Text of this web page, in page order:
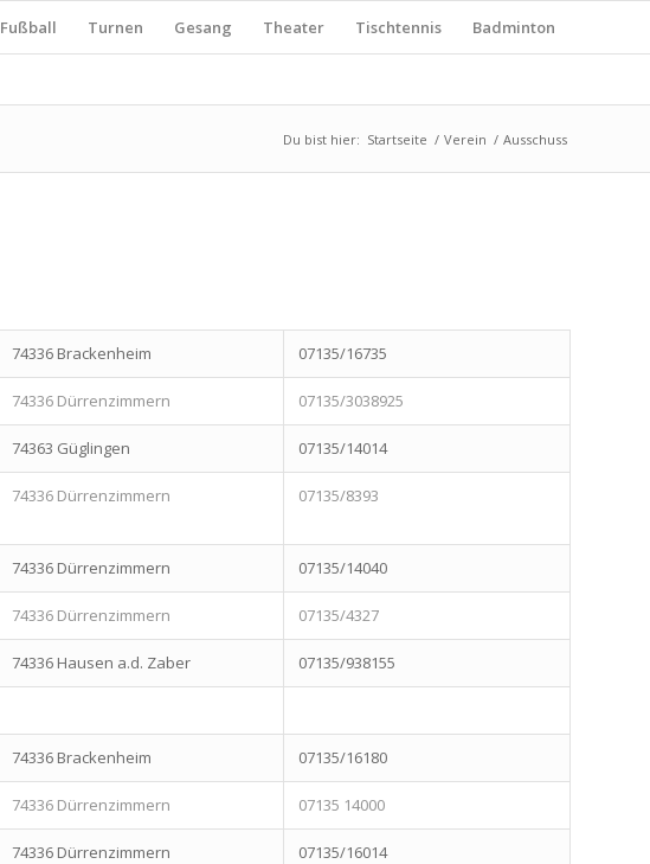
Fußball Turnen Gesang Theater Tischtennis Badminton
Du bist hier: Startseite / Verein / Ausschuss
74336 Brackenheim 07135/16735
74336 Dürrenzimmern 07135/3038925
74363 Güglingen 07135/14014
74336 Dürrenzimmern 07135/8393
74336 Dürrenzimmern 07135/14040
74336 Dürrenzimmern 07135/4327
74336 Hausen a.d. Zaber 07135/938155
74336 Brackenheim 07135/16180
74336 Dürrenzimmern 07135 14000
74336 Dürrenzimmern 07135/16014